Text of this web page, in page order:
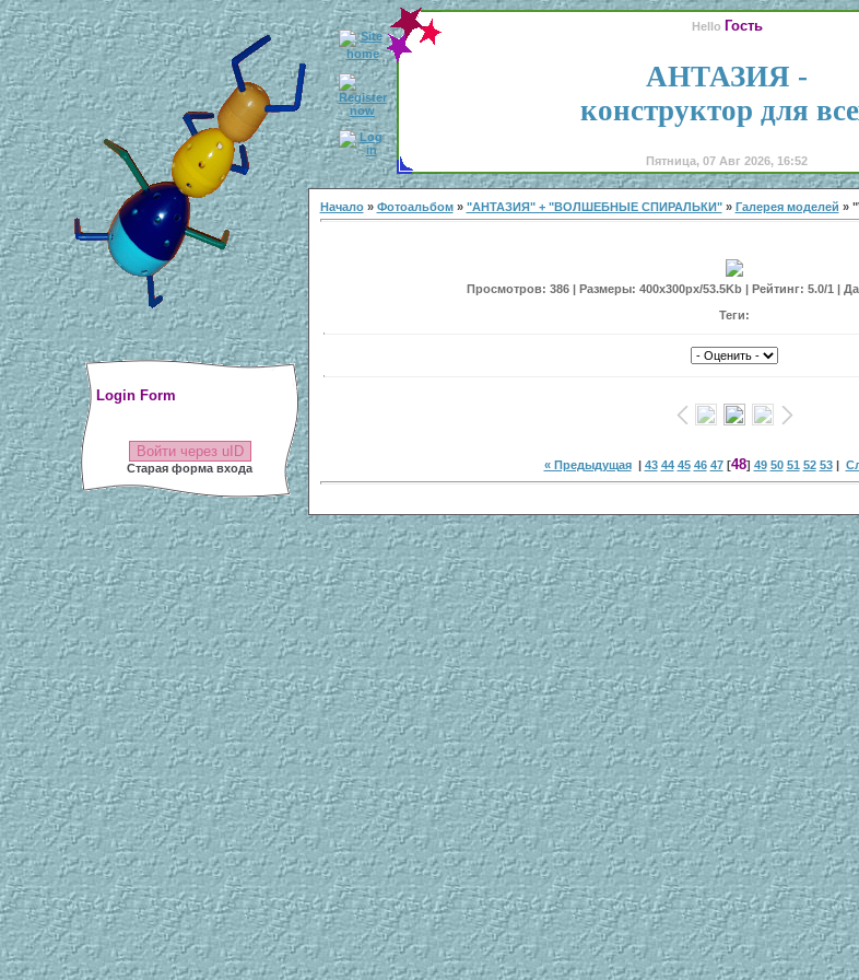
Login Form
Войти через uID
Старая форма входа
Hello Гость
АНТАЗИЯ -
конструктор для
Пятница, 07 Авг 2026, 16:52
Начало» Фотоальбом» "АНТАЗИЯ" + "ВОЛШЕБНЫЕ СПИРАЛЬКИ"» Галерея моделей »
Просмотров: 386 | Размеры: 400x300px/53.5Kb | Рейтинг: 5.0/1 |
Теги:
« Предыдущая| 43 44 45 46 47[48] 49 50 51 52 53|